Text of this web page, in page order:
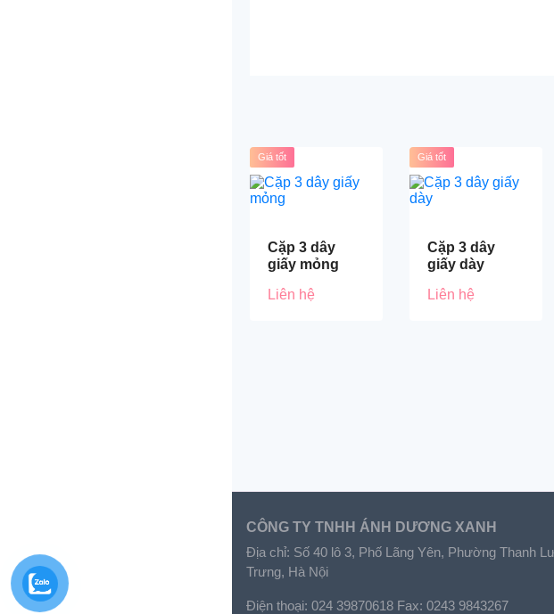
Giá tốt
Cặp 3 dây
giấy mỏng
Liên hệ
Giá tốt
Cặp 3 dây
giấy dày
Liên hệ
CÔNG TY TNHH ÁNH DƯƠNG XANH
Địa chỉ: Số 40 lô 3, Phố Lãng Yên, Phường Thanh
Trưng, Hà Nội
Điện thoại: 024 39870618 Fax: 0243 9843267